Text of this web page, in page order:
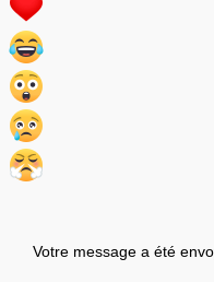
Votre message a été